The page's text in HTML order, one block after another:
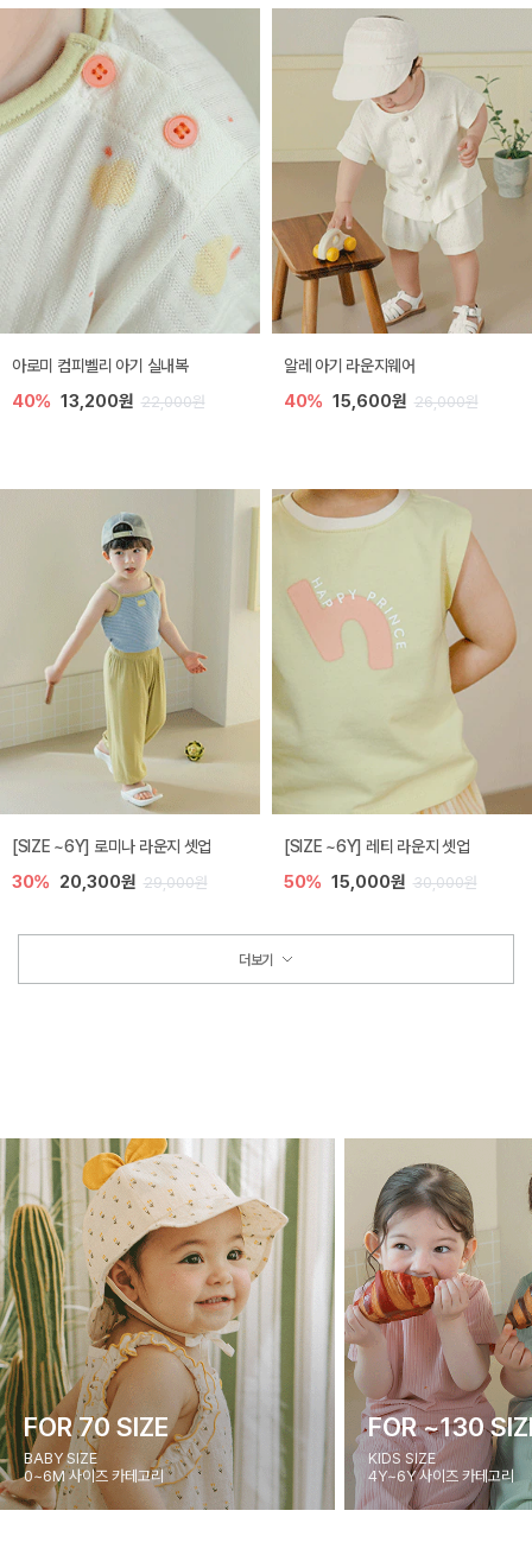
아로미 컴피벨리 아기 실내복
40% 13,200원 22,000원
알레 아기 라운지웨어
40% 15,600원 26,000원
[SIZE ~6Y] 로미나 라운지 셋업
30% 20,300원 29,000원
[SIZE ~6Y] 레티 라운지 셋업
50% 15,000원 30,000원
더보기
FOR 70 SIZE
BABY SIZE
0~6M 사이즈 카테고리
FOR ~130
KIDS SIZE
4Y~6Y 사이즈 카테고리